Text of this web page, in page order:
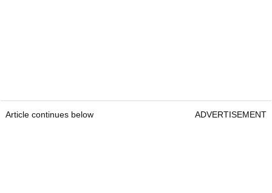
Article continues below ADVERTISEMENT